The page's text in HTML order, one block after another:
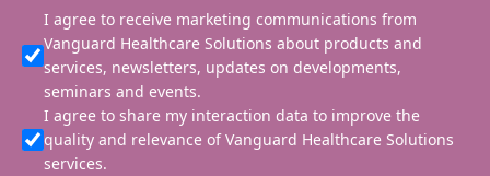
I agree to receive marketing communications from
Vanguard Healthcare Solutions about products and
services, newsletters, updates on developments,
seminars and events.
I agree to share my interaction data to improve the
quality and relevance of Vanguard Healthcare Solutions
services.